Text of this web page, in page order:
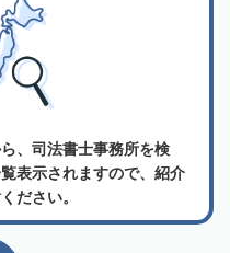
、司法書士事務所を検
表示されますので、紹介
ださい。